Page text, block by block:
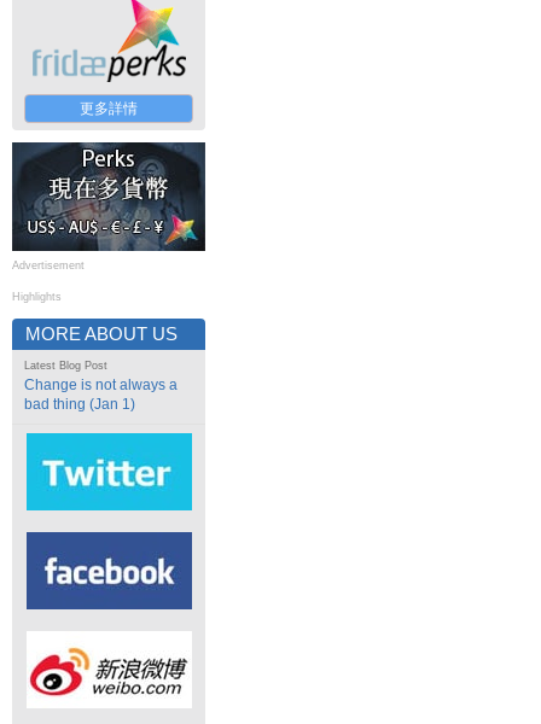
更多詳情
Advertisement
Highlights
MORE ABOUT US
Latest Blog Post
Change is not always a
bad thing (Jan 1)